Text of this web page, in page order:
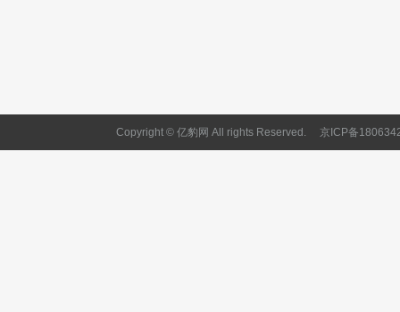
Copyright © 亿豹网 All rights Reserved. 京ICP备